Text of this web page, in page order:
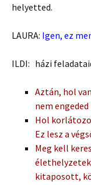
helyetted.
LAURA: Igen, ez
ILDI: házi
Aztán, hol
nem
Hol
Ez lesz a
Meg kell
kitaposott,